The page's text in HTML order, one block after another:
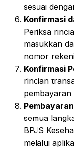
sesuai
Konfirmasi
Periksa
masukkan
nomor
Konfirmasi
rincian
pembayaran
semua
BPJS
melalui